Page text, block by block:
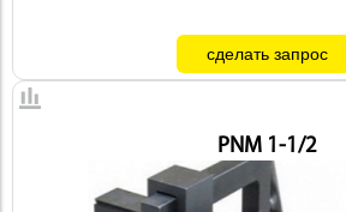
PNM 1-1/2